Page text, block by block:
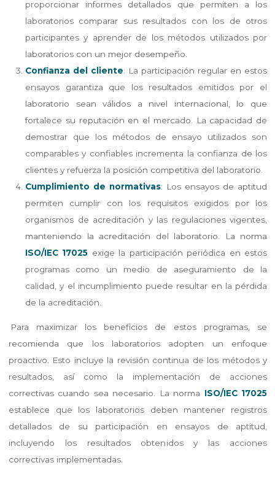
proporcionar informes detallados que permiten a los
laboratorios comparar sus resultados con los de otros
participantes y aprender de los métodos utilizados por
laboratorios con un mejor desempeño.
Confianza del cliente: La participación regular en estos
ensayos garantiza que los resultados emitidos por el
laboratorio sean válidos a nivel internacional, lo que
fortalece su reputación en el mercado. La capacidad de
demostrar que los métodos de ensayo utilizados son
comparables y confiables incrementa la confianza de los
clientes y refuerza la posición competitiva del laboratorio.
Cumplimiento de normativas: Los ensayos de aptitud
permiten cumplir con los requisitos exigidos por los
organismos de acreditación y las regulaciones vigentes,
manteniendo la acreditación del laboratorio. La norma
ISO/IEC 17025exige la participación periódica en estos
programas como un medio de aseguramiento de la
calidad, y el incumplimiento puede resultar en la pérdida
de la acreditación.
Para maximizar los beneficios de estos programas, se
recomienda que los laboratorios adopten un enfoque
proactivo. Esto incluye la revisión continua de los métodos y
resultados, así como la implementación de acciones
correctivas cuando sea necesario. La norma ISO/IEC 17025
establece que los laboratorios deben mantener registros
detallados de su participación en ensayos de aptitud,
incluyendo los resultados obtenidos y las acciones
correctivas implementadas.